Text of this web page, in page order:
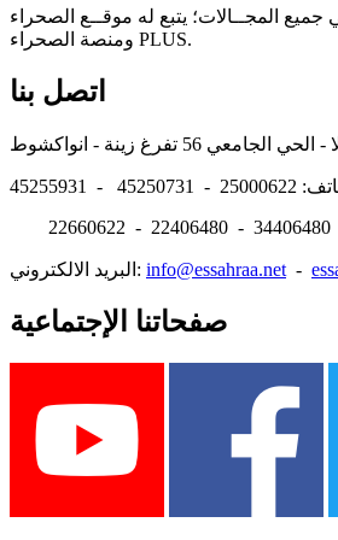
جميع المجــالات؛ يتبع له موقــع الصحراء
ومنصة الصحراء PLUS.
اتصل بنا
- 45250731 - 45255931
22660622 - 22406480 - 34406480
البريد الالكتروني: info@essahraa.net -
صفحاتنا الإجتماعية